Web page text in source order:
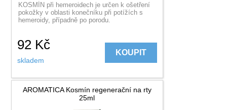
KOSMÍN při hemeroidech je určen k ošetření
pokožky v oblasti konečníku při potížích s
hemeroidy, případně po porodu.
92 Kč
skladem
KOUPIT
AROMATICA Kosmín regenerační na rty
25ml